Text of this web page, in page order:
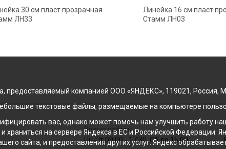
30 см пласт прозрачная
ЛН33
Линейка 16 см пласт
Стамм ЛН03
Время работы
Пн-Пт 09:00 - 17:30, Сб до 15:00
предоставляемый компанией ООО «ЯНДЕКС», 119021, Россия,
текстовые файлы, размещаемые на компьютере
вас, однако может помочь нам улучшить работу
храниться на сервере Яндекса в ЕС и Российской Федерации.
сайта, и предоставления других услуг. Яндекс